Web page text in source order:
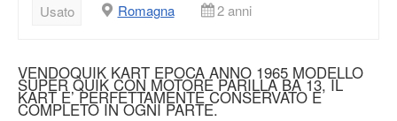
Usato Romagna 2 anni
VENDOQUIK KART EPOCA ANNO 1965 MODELLO
SUPER QUIK CON MOTORE PARILLA BA 13, IL
KART E’ PERFETTAMENTE CONSERVATO E
COMPLETO IN OGNI PARTE.